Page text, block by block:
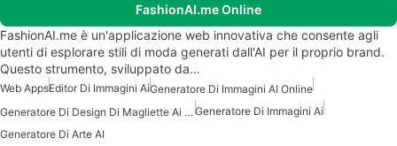
FashionAI.me Online
FashionAI.me è un'applicazione web innovativa che consente agli
utenti di esplorare stili di moda generati dall'AI per il proprio brand.
Questo strumento, sviluppato da…
Web AppsEditor Di Immagini AiGeneratore Di Immagini AI Online
Generatore Di Design Di Magliette Ai Gratuito Generatore Di Immagini Ai
Generatore Di Arte AI